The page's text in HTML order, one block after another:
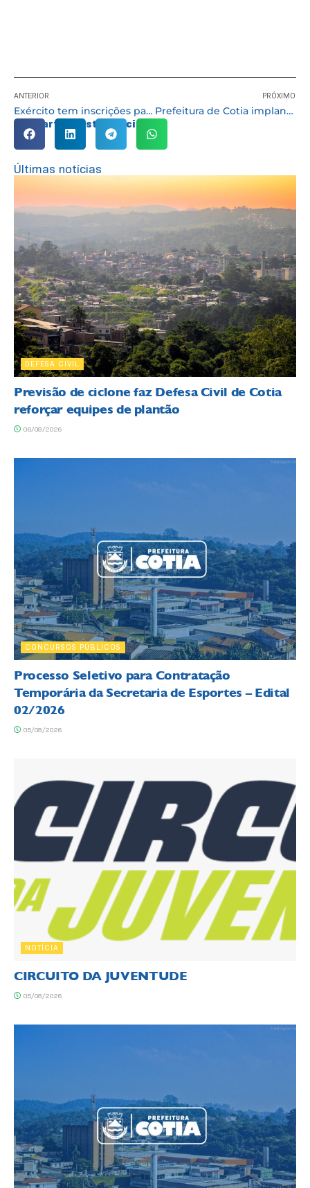
ANTERIOR
Exército tem inscrições para concursos para Oficiais de Saúde e Quadro Complementar de Oficiais
PRÓXIMO
Prefeitura de Cotia implanta a 1ª Residência Inclusiva Municipal
Compartilhe esta notícia:
Últimas notícias
DEFESA CIVIL
Previsão de ciclone faz Defesa Civil de Cotia
reforçar equipes de plantão
06/08/2026
CONCURSOS PÚBLICOS
Processo Seletivo para Contratação
Temporária da Secretaria de Esportes – Edital
02/2026
05/08/2026
NOTÍCIA
CIRCUITO DA JUVENTUDE
05/08/2026